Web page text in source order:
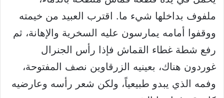
ملفوف بداخلها شيء ما. اقترب العبيد من خيمته
ووقفوا أمامه يمارسون عليه السخرية والإهانة، ثم
رفع شطة غطاء القماش فإذا رأس الجنرال
غوردون هناك، بعينيه الزرقاوين نصف المفتوحة،
وفمه الذي يبدو طبيعياً، ولكن شعر رأسه وعارضيه